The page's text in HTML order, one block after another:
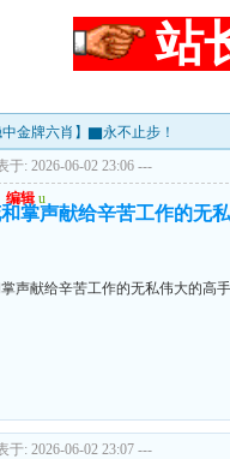
站
金牌六肖】▇永不止步！
于: 2026-06-02 23:06 ---
编辑 u
掌声献给辛苦工作的无
声献给辛苦工作的无私伟大的高
于: 2026-06-02 23:07 ---